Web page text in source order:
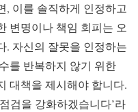
, 이를 솔직하게 인정하고
변명이나 책임 회피는 오
. 자신의 잘못을 인정하는
를 반복하지 않기 위한
대책을 제시해야 합니다.
검을 강화하겠습니다’라